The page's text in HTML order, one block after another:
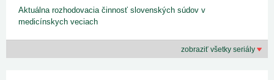
Aktuálna rozhodovacia činnosť slovenských súdov v
medicínskych veciach
zobraziť všetky seriály